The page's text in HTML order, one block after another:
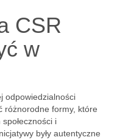
CSR
w
odpowiedzialności
różnorodne formy, które
i
były autentyczne